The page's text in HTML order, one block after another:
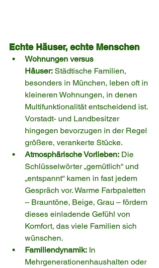
Echte Häuser, echte Menschen
Wohnungen versus
Häuser: Städtische Familien,
besonders in München, leben oft in
kleineren Wohnungen, in denen
Multifunktionalität entscheidend ist.
Vorstadt- und Landbesitzer
hingegen bevorzugen in der Regel
größere, verankerte Stücke.
Atmosphärische Vorlieben: Die
Schlüsselwörter „gemütlich“ und
„entspannt“ kamen in fast jedem
Gespräch vor. Warme Farbpaletten
– Brauntöne, Beige, Grau – fördern
dieses einladende Gefühl von
Komfort, das viele Familien sich
wünschen.
Familiendynamik: In
Mehrgenerationenhaushalten oder